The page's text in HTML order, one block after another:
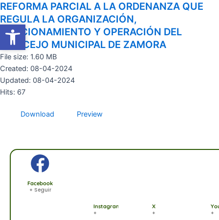
Abrir barra de herramientas
Ir
al
contenido
REFORMA PARCIAL A LA ORDENANZA QUE
REGULA LA ORGANIZACIÓN,
FUNCIONAMIENTO Y OPERACIÓN DEL
CONCEJO MUNICIPAL DE ZAMORA
File size: 1.60 MB
Created: 08-04-2024
Updated: 08-04-2024
Hits: 67
Download Preview
Facebook
+ Seguir
Instagram
+
X
+
+
Abrir barra de herramientas